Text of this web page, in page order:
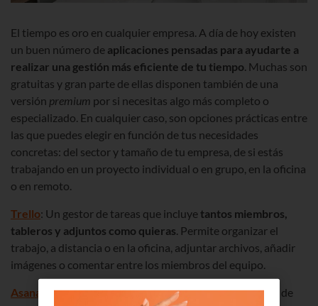
El tiempo es oro en cualquier empresa. A día de hoy existen
un buen número de aplicaciones pensadas para ayudarte a
realizar una gestión más eficiente de tu tiempo. Muchas son
gratuitas y gran parte de ellas disponen también de una
versión premium por si necesitas algo más completo o
especializado. En cualquier caso, son opciones prácticas entre
las que puedes elegir en función de tus necesidades
concretas: del sector y tamaño de tu empresa, de si estás
trabajando en un proyecto individual o en grupo, en la oficina
o en remoto.
Trello: Un gestor de tareas que incluye tantos miembros,
tableros y adjuntos como quieras. Permite organizar el
trabajo, a distancia o en la oficina, adjuntar archivos, añadir
imágenes o comentar entre los miembros del equipo.
Asana
: Una de las herramientas más conocidas. Se trata de